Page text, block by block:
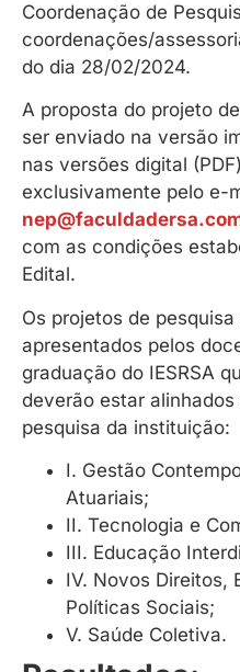
Coordenação de
coordenações/
do dia 28/02/2024.
A proposta do projeto
ser enviado na versão
nas versões digital
exclusivamente pelo e-
com as condições
Edital.
Os projetos de
apresentados pelos
graduação do IESRSA
deverão estar
pesquisa da instituição:
I. Gestão
Atuariais;
II. Tecnologia e
III. Educação
IV. Novos Direitos,
Políticas Sociais;
V. Saúde Coletiva.